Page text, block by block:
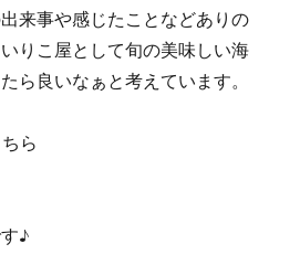
来事や感じたことなどありの
りこ屋として旬の美味しい海
ら良いなぁと考えています。
ら
♪